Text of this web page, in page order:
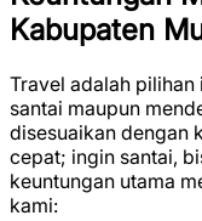
Kabupaten
Travel adalah
santai maupun
disesuaikan dengan
cepat; ingin santai,
keuntungan utama
kami: